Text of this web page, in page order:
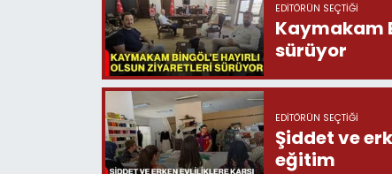
EDITÖRÜN SEÇTIĞI
Kaymakam
sürüyor
EDITÖRÜN SEÇTIĞI
Şiddet ve
eğitim